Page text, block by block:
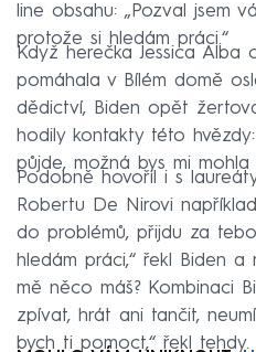
line obsahu: „Pozval jsem
protože si hledám práci.“
Když herečka Jessica Alba
pomáhala v Bílém domě
dědictví, Biden opět
hodily kontakty této
půjde, možná bys mi
Podobně hovořil i s
Robertu De Nirovi
do problémů, přijdu za
hledám práci,“ řekl Biden a
mě něco máš? Kombinaci
zpívat, hrát ani tančit,
bych ti pomoct,“ řekl tehdy.